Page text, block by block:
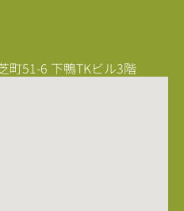
町51-6 下鴨TKビル3階